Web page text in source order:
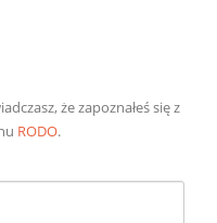
że zapoznałeś się z
RODO.